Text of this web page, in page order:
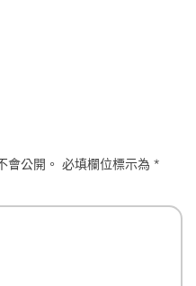
會公開。 必填欄位標示為*